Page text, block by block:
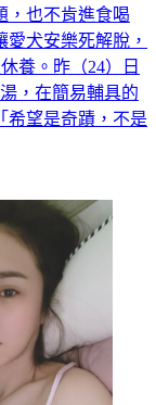
，也不肯進食喝
犬安樂死解脫，
養。昨（24）日
，在簡易輔具的
希望是奇蹟，不是